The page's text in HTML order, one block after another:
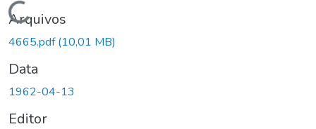
Carregando...
Arquivos
4665.pdf(10,01 MB)
Data
1962-04-13
Editor